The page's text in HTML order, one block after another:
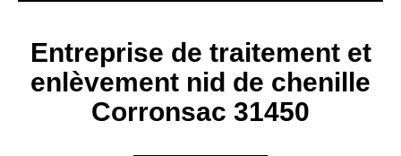
Entreprise de traitement et
enlèvement nid de chenille
Corronsac 31450